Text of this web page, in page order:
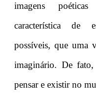
imagens
característica de
possíveis, que uma
imaginário. De
pensar e existir no